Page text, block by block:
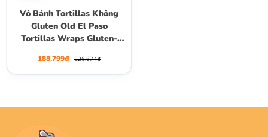
Vỏ Bánh Tortillas Không
Gluten Old El Paso
Tortillas Wraps Gluten-
188.799đ 226.674đ